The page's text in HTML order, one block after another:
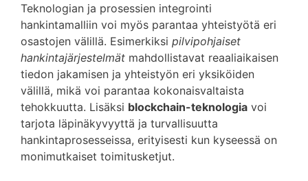
Teknologian ja prosessien integrointi
hankintamalliin voi myös parantaa yhteistyötä eri
osastojen välillä. Esimerkiksi pilvipohjaiset
hankintajärjestelmät mahdollistavat reaaliaikaisen
tiedon jakamisen ja yhteistyön eri yksiköiden
välillä, mikä voi parantaa kokonaisvaltaista
tehokkuutta. Lisäksi blockchain-teknologia voi
tarjota läpinäkyvyyttä ja turvallisuutta
hankintaprosesseissa, erityisesti kun kyseessä on
monimutkaiset toimitusketjut.